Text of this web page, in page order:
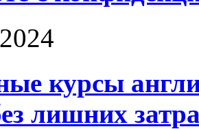
курсы
лишних